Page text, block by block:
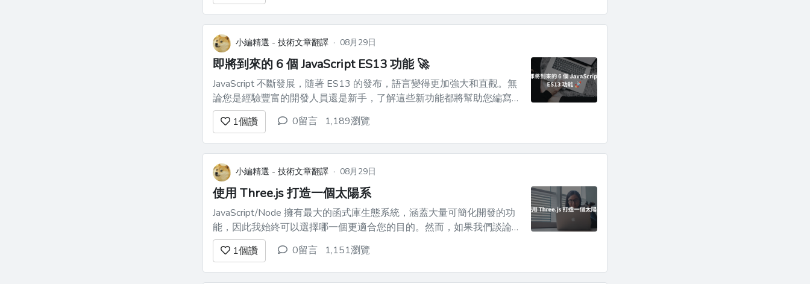
小編精選 - 技術文章翻譯 · 08月29日
即將到來的 6 個 JavaScript ES13 功能 🚀
JavaScript 不斷發展，隨著 ES13 的發布，語言變得更加強大和直觀。無
論您是經驗豐富的開發人員還是新手，了解這些新功能都將幫助您編寫更
清晰、更有效率的程式碼。 ### 1. 簡化的類別欄位聲明 **ES13 之前：
**宣告類別欄位需要在建構函式中使用樣板程式碼，導致程式碼重複...
1個讚 0留言 1,189瀏覽
小編精選 - 技術文章翻譯 · 08月29日
使用 Three.js 打造一個太陽系
JavaScript/Node 擁有最大的函式庫生態系統，涵蓋大量可簡化開發的功
能，因此我始終可以選擇哪一個更適合您的目的。然而，如果我們談論
3D 圖形，則沒有那麼多很酷的選擇，而[Three.js](https://threejs.org/)可
1個讚 0留言 1,151瀏覽